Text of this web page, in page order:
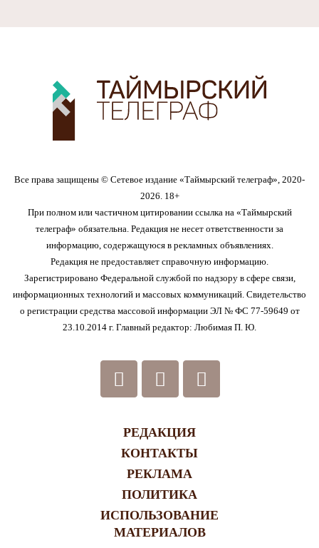
Все права защищены © Сетевое издание «Таймырский телеграф», 2020-
2026. 18+
При полном или частичном цитировании ссылка на «Таймырский
телеграф» обязательна. Редакция не несет ответственности за
информацию, содержащуюся в рекламных объявлениях.
Редакция не предоставляет справочную информацию.
Зарегистрировано Федеральной службой по надзору в сфере связи,
информационных технологий и массовых коммуникаций. Свидетельство
о регистрации средства массовой информации ЭЛ № ФС 77-59649 от
23.10.2014 г. Главный редактор: Любимая П. Ю.
РЕДАКЦИЯ
КОНТАКТЫ
РЕКЛАМА
ПОЛИТИКА
ИСПОЛЬЗОВАНИЕ
МАТЕРИАЛОВ